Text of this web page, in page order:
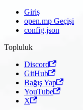
Giriş
open.mp Geçişi
config.json
Topluluk
Discord
GitHub
Bağış Yap
YouTube
X